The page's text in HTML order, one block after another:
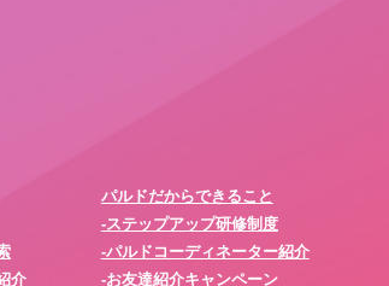
介
パルドだからできること
-ステップアップ研修制度
-パルドコーディネーター紹介
-お友達紹介キャンペーン